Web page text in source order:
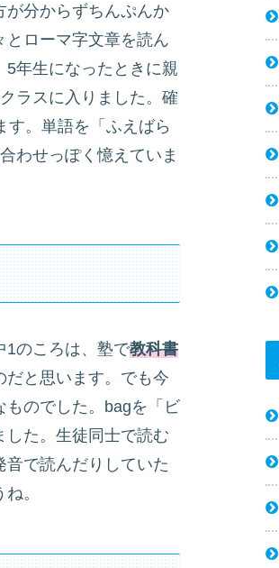
が分からずちんぷんか
とローマ字文章を読ん
年生になったときに親
ラスに入りました。確
す。単語を「ふえばら
わせっぽく憶えていま
1のころは、塾で教科書
と思います。でも今
ものでした。bagを「ビ
した。生徒同士で読む
で読んだりしていた
。